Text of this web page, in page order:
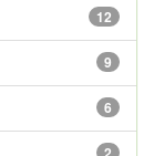
12
9
6